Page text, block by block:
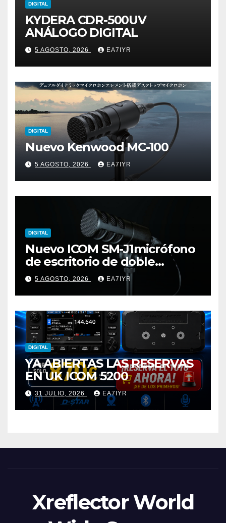
DIGITAL
KYDERA CDR-500UV
ANÁLOGO DIGITAL
5 AGOSTO, 2026 EA7IYR
DIGITAL
Nuevo Kenwood MC-100
5 AGOSTO, 2026 EA7IYR
DIGITAL
Nuevo ICOM SM-J1micrófono
de escritorio de doble
elemento premium
5 AGOSTO, 2026 EA7IYR
DIGITAL
YA ABIERTAS LAS RESERVAS
EN UK ICOM 5200
31 JULIO, 2026 EA7IYR
Xreflector World